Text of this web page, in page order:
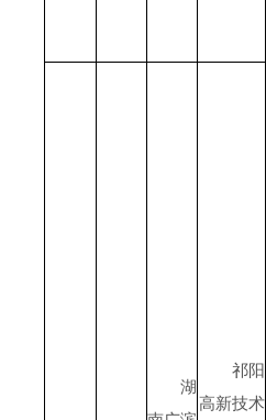
湖
祁阳
高新技术